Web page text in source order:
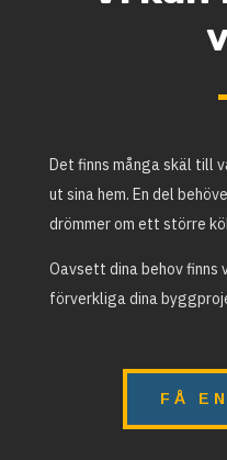
Det finns många skäl till
ut sina hem. En del
drömmer om ett större
Oavsett dina behov finns
förverkliga dina
FÅ